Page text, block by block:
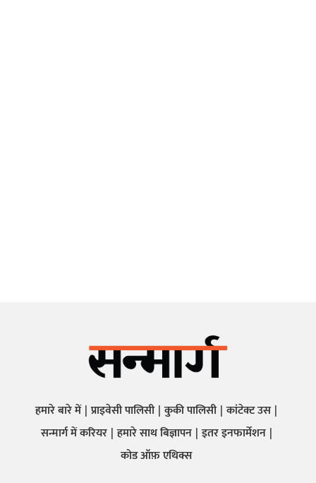
हमारे बारे में प्राइवेसी पालिसी कुकी पालिसी कांटेक्ट उस
सन्मार्ग में करियर हमारे साथ बिज्ञापन इतर इनफार्मेशन
कोड ऑफ़ एथिक्स